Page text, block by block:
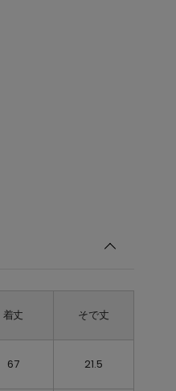
着丈 そで丈
67 21.5